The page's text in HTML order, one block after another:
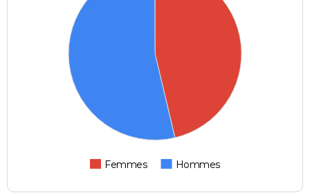
Femmes Hommes